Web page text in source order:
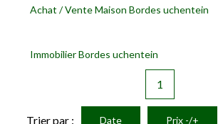
NOUS REJOINDRE
CONTACT
EN
Achat / Vente Maison Bordes uchentein
Immobilier Bordes uchentein
1
Trier par : Date Prix -/+